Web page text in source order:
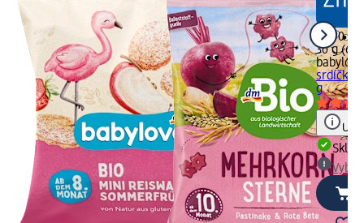
19,50 Kč
30 g
babylove
srdíčka
g